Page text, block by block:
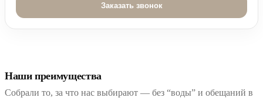
Наши преимущества
Собрали то, за что нас выбирают — без “воды” и обещаний в